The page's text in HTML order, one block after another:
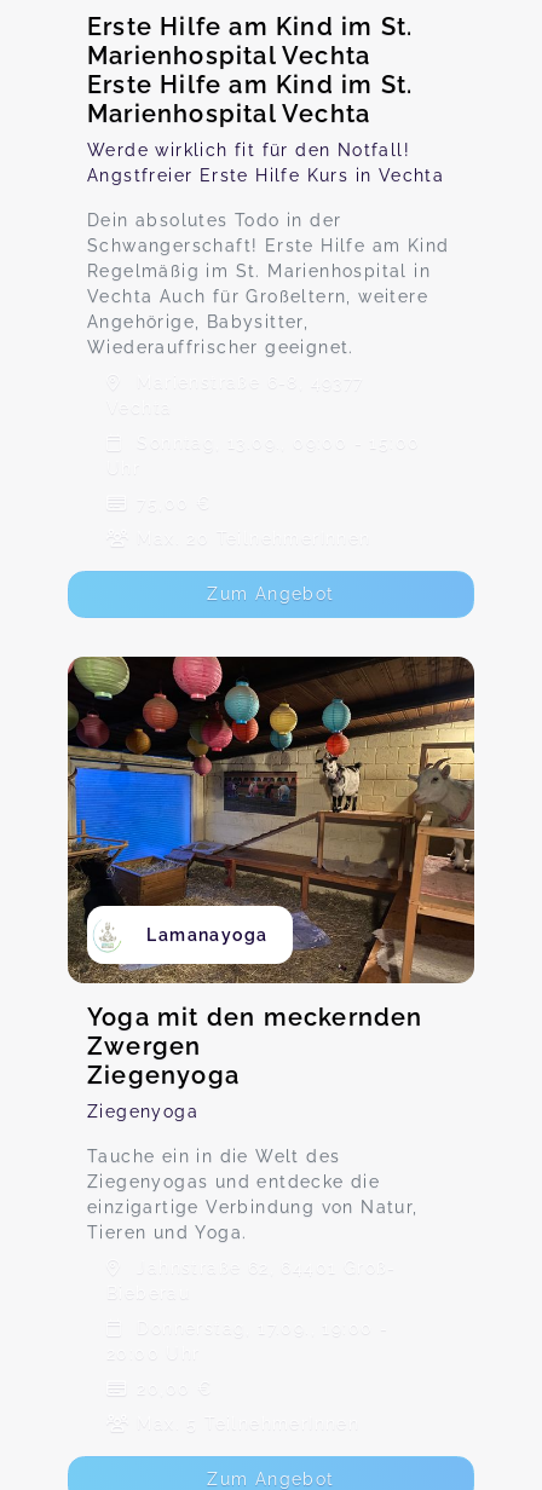
Erste Hilfe am Kind im St.
Marienhospital Vechta
Erste Hilfe am Kind im St.
Marienhospital Vechta
Werde wirklich fit für den Notfall!
Angstfreier Erste Hilfe Kurs in Vechta
Dein absolutes Todo in der
Schwangerschaft! Erste Hilfe am Kind
Regelmäßig im St. Marienhospital in
Vechta Auch für Großeltern, weitere
Angehörige, Babysitter,
Wiederauffrischer geeignet.
Marienstraße 6-8, 49377
Sonntag, 13.09., 09:00 - 15:00
75,00 €
Max. 20 TeilnehmerInnen
Zum Angebot
Lamanayoga
Yoga mit den meckernden
Zwergen
Ziegenyoga
Ziegenyoga
Tauche ein in die Welt des
Ziegenyogas und entdecke die
einzigartige Verbindung von Natur,
Tieren und Yoga.
Jahnstraße 62, 64401 Groß-
Donnerstag, 17.09., 19:00 -
20:00 Uhr
20,00 €
Max. 5 TeilnehmerInnen
Zum Angebot